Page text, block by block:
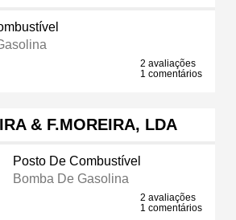
2 avaliações
1 comentários
& F.MOREIRA, LDA
Posto De Combustível
Bomba De Gasolina
2 avaliações
1 comentários